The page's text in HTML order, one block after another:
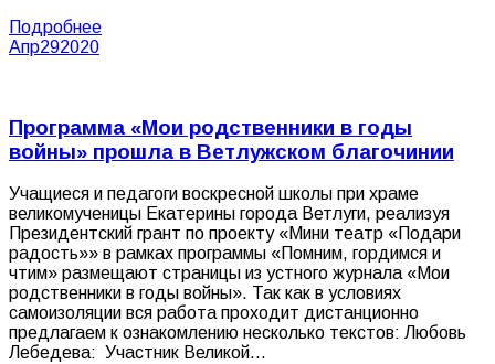
Подробнее
Апр292020
Программа «Мои родственники в годы
войны» прошла в Ветлужском благочинии
Учащиеся и педагоги воскресной школы при храме
великомученицы Екатерины города Ветлуги, реализуя
Президентский грант по проекту «Мини театр «Подари
радость»» в рамках программы «Помним, гордимся и
чтим» размещают страницы из устного журнала «Мои
родственники в годы войны». Так как в условиях
самоизоляции вся работа проходит дистанционно
предлагаем к ознакомлению несколько текстов: Любовь
Лебедева: Участник Великой…